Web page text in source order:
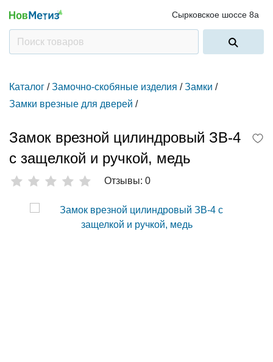
Сырковское шоссе 8а
Каталог / Замочно-скобяные изделия / Замки /
Замки врезные для дверей /
Замок врезной цилиндровый ЗВ-4
с защелкой и ручкой, медь
Отзывы: 0